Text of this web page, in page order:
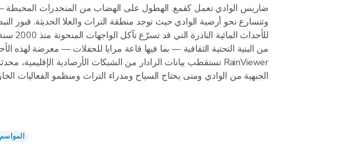
وتتسارع نحو أرضية الوادي حيث توجد منطقة التراث والعلا الحديثة. قبور
من البنية التحتية الثقافية — بما فيها قاعة مرايا للحفلات — معرضة لهذه
الجبهية من الوادي ومتى يحتاج السياح ومدراء التراث ومنظمو الفعاليات
المواسم